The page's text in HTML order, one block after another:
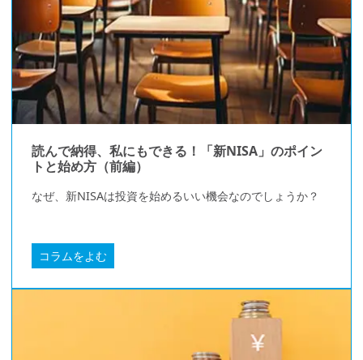
読んで納得、私にもできる！「新NISA」のポイン
トと始め方（前編）
なぜ、新NISAは投資を始めるいい機会なのでしょうか？
コラムをよむ